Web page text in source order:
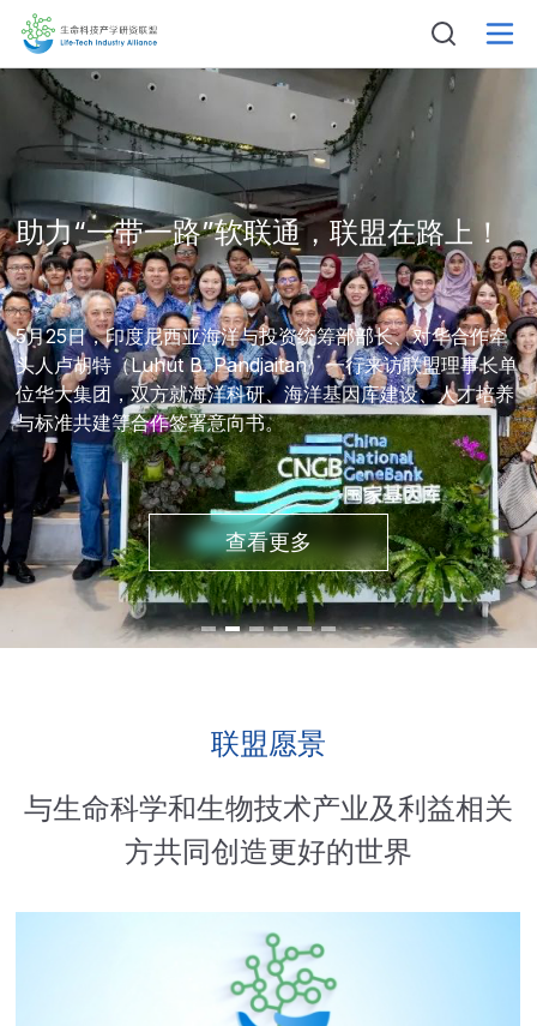
助力“一带一路”软联通，联盟在路上！
5月25日，印度尼西亚海洋与投资统筹部部长、对华合作牵
头人卢胡特（Luhut B. Pandjaitan）一行来访联盟理事长单
位华大集团，双方就海洋科研、海洋基因库建设、人才培养
与标准共建等合作签署意向书。
查看更多
联盟愿景
与生命科学和生物技术产业及利益相关
方共同创造更好的世界
电话
电话
邮箱
电话
电话